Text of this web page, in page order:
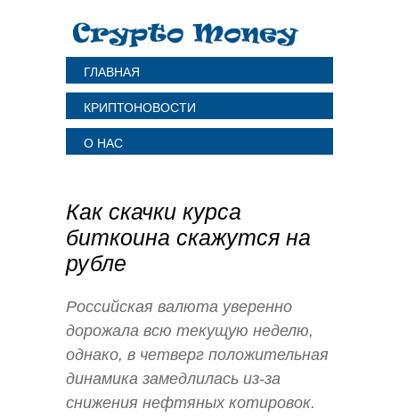
ГЛАВНАЯ
КРИПТОНОВОСТИ
О НАС
Как скачки курса
биткоина скажутся на
рубле
Российская валюта уверенно
дорожала всю текущую неделю,
однако, в четверг положительная
динамика замедлилась из-за
снижения нефтяных котировок.